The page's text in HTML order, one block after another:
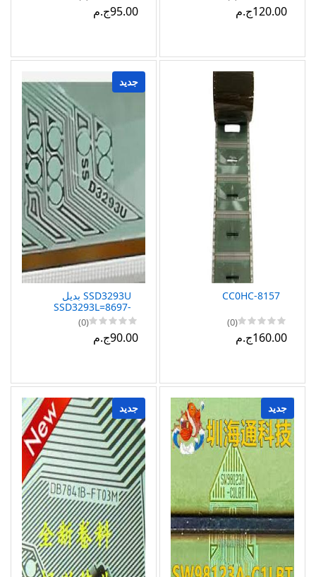
120.00ج.م 95.00ج.م
8157-CC0HC
(0)
160.00ج.م
جديد
SSD3293U بديل
SSD3293L=8697-
BC205
(0)
90.00ج.م
جديد جديد